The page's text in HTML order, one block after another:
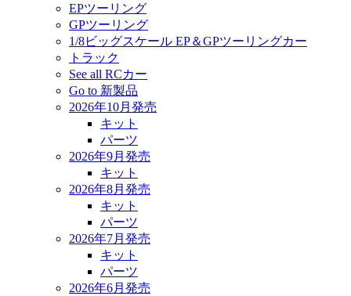
EPツーリング
GPツーリング
1/8ビッグスケール EP＆GPツーリングカー
トラック
See all RCカー
Go to 新製品
2026年10月発売
キット
パーツ
2026年9月発売
キット
2026年8月発売
キット
パーツ
2026年7月発売
キット
パーツ
2026年6月発売